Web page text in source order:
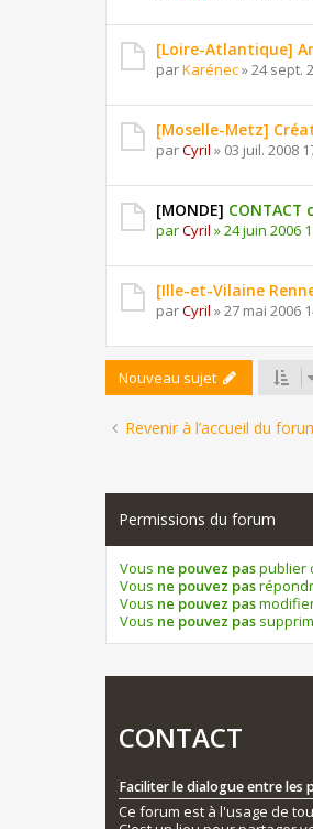
[Loire-Atlantique]
parKarénec»24 sept.
[Moselle-Metz]
parCyril » 03 juil. 2008
[MONDE]
parCyril »24 juin 2006
[Ille-et-Vilaine
parCyril »27 mai 2006
Nouveau sujet
Revenir à l’accueil du
Permissions du forum
Vous ne pouvez paspublier
Vous ne pouvez pas
Vous ne pouvez pas
Vous ne pouvez pas
CONTACT
Faciliter le dialogue entre les
Ce forum est à l'usage de